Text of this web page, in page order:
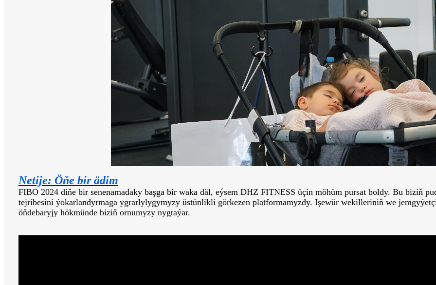
Netije: Öňe bir ädim
FIBO 2024 diňe bir senenamadaky başga bir waka däl, eýsem DHZ FITNESS üçin möhüm pursat boldy. Bu biziň
tejribesini ýokarlandyrmaga ygrarlylygymyzy üstünlikli görkezen platformamyzdy. Işewür wekilleriniň we
öňdebaryjy hökmünde biziň ornumyzy nygtaýar.